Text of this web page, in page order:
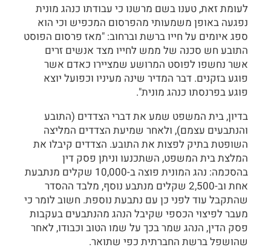
לעומת זאת, טענו בשם מרשנו כי עבודתו כנהג מונית
נפגעה באופן משמעותי מהפרסום המכפיש וכי הוא
ספג איומים על חייו ברשת וברחוב: "מאז פרסום הפוסט
התובע חש סכנה של ממש לחייו מצד אנשים זרים
אשר נחשפו לפוסט המרושע שמציירו כאדם אשר
פוגע בזקנים. דבר המדיר שינה מעיניו וכפועל יוצא
פוגע בפרנסתו כנהג מונית".
בדיון, בית המשפט שמע את דברי הצדדים (התובע
והנתבעים עצמם), ולאחר שמיעת הצדדים המליצה
השופטת בתיק לפצות את התובע. הצדדים קיבלו את
המלצת בית המשפט, השתכנעו וניתן פסק דין
בהסכמה: נהג המונית פוצה ב-10,000 שקלים מנתבעת
אחת וב-2,500 שקלים מנתבע נוסף, מלבד ההסדר
שהתקבל עוד לפני כן עם נתבעת נוספת. חשוב לומר כי
מעבר לפיצוי הכספי שקיבל הנהג מהנתבעים בעקבות
פסק הדין, הנהג שמר בכך על שמו הטוב וכבודו, לאחר
שהושפל ברשת החברתית כפי שתואר.